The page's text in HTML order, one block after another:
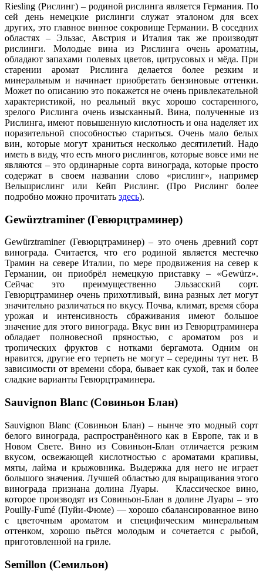
Riesling (Рислинг) – родиной рислинга является Германия. По
сей день немецкие рислинги служат эталоном для всех
других, это главное винное сокровище Германии. В соседних
областях – Эльзас, Австрия и Италия так же производят
рислинги. Молодые вина из Рислинга очень ароматны,
обладают запахами полевых цветов, цитрусовых и мёда. При
старении аромат Рислинга делается более резким и
минеральным и начинает приобретать бензиновые оттенки.
Может по описанию это покажется не очень привлекательной
характеристикой, но реальный вкус хорошо состаренного,
зрелого Рислинга очень изысканный. Вина, полученные из
Рислинга, имеют повышенную кислотность и она наделяет их
поразительной способностью стариться. Очень мало белых
вин, которые могут храниться несколько десятилетий. Надо
иметь в виду, что есть много рислингов, которые вовсе ими не
являются – это ординарные сорта винограда, которые просто
содержат в своем названии слово «рислинг», например
Вельшрислинг или Кейп Рислинг. (Про Рислинг более
подробно можно прочитать здесь).
Gewürztraminer (Гевюрцтраминер)
Gewürztraminer (Гевюрцтраминер) – это очень древний сорт
винограда. Считается, что его родиной является местечко
Трамин на севере Италии, по мере продвижения на север к
Германии, он приобрёл немецкую приставку – «Gewürz».
Сейчас это преимущественно Эльзасский сорт.
Гевюрцтраминер очень прихотливый, вина разных лет могут
значительно различаться по вкусу. Почва, климат, время сбора
урожая и интенсивность сбраживания имеют большое
значение для этого винограда. Вкус вин из Гевюрцтраминера
обладает полновесной пряностью, с ароматом роз и
тропических фруктов с нотками бергамота. Одним он
нравится, другие его терпеть не могут – середины тут нет. В
зависимости от времени сбора, бывает как сухой, так и более
сладкие варианты Гевюрцтраминера.
Sauvignon Blanc (Совиньон Блан)
Sauvignon Blanc (Совиньон Блан) – нынче это модный сорт
белого винограда, распространённого как в Европе, так и в
Новом Свете. Вино из Совиньон-Блан отличается резким
вкусом, освежающей кислотностью с ароматами крапивы,
мяты, лайма и крыжовника. Выдержка для него не играет
большого значения. Лучшей областью для выращивания этого
винограда признана долина Луары. Классическое вино,
которое производят из Совиньон-Блан в долине Луары – это
Pouilly-Fumé (Пуйи-Фюме) — хорошо сбалансированное вино
с цветочным ароматом и специфическим минеральным
оттенком, хорошо пьётся молодым и сочетается с рыбой,
приготовленной на гриле.
Semillon (Семильон)